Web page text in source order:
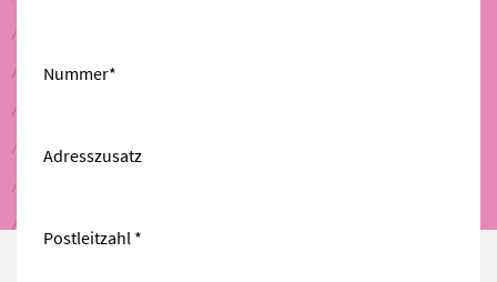
Nummer*
Adresszusatz
Postleitzahl *